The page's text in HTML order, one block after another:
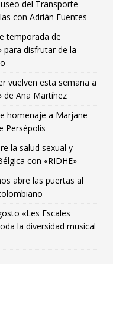
del Transporte
con Adrián Fuentes
temporada de
para disfrutar de la
vuelven esta semana a
de Ana Martínez
homenaje a Marjane
Persépolis
la salud sexual y
con «RIDHE»
abre las puertas al
«Les Escales
la diversidad musical